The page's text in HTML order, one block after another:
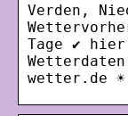
Verden,
Tage ✔
wetter.de ☀